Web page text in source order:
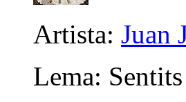
Artista: Juan
Lema: Sentits